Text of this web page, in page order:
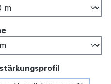
auswählen
auswählen